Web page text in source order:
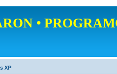
•
XP